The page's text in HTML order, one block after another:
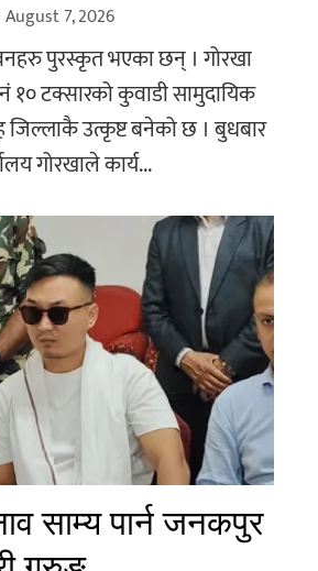
August 7, 2026
पुरस्कृत भएका छन् । गोरखा
१० टक्सारको कुवाडी सामुदायिक
जिल्लाकै उत्कृष्ट बनेको छ । बुधबार
गोरखाले कार्य...
साम्य पार्न जनकपुर